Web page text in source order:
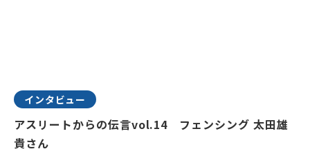
インタビュー
アスリートからの伝言vol.14 フェンシング 太田雄
貴さん